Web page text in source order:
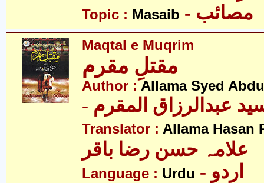
Topic : Masaib - مصائب
Maqtal e Muqrim
مقتلِ مقرم
Author :Allama Syed
عبدالرزاق المقرم
Translator : Allama Hasan
علامہ حسن رضا باقر
Language : Urdu - اردو